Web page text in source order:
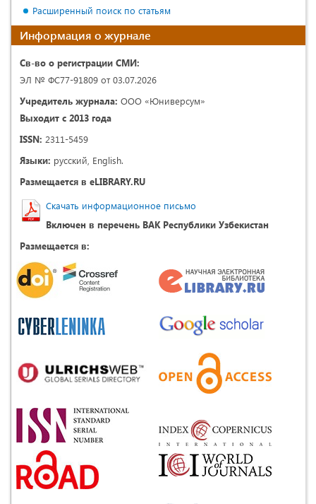
Расширенный поиск по статьям
Информация о журнале
Св-во о регистрации СМИ:
ЭЛ № ФС77-91809 от 03.07.2026
Учредитель журнала: ООО «Юниверсум»
Выходит с 2013 года
ISSN: 2311-5459
Языки: русский, English.
Размещается в eLIBRARY.RU
Скачать информационное письмо
Включен в перечень ВАК Республики Узбекистан
Размещается в: